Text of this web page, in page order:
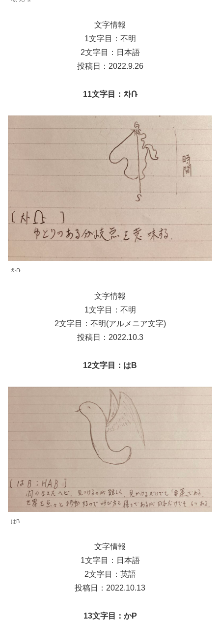
文字情報
1文字目：不明
2文字目：日本語
投稿日：2022.9.26
11文字目：차Ռ
차Ռ
文字情報
1文字目：不明
2文字目：不明(アルメニア文字)
投稿日：2022.10.3
12文字目：はB
はB
文字情報
1文字目：日本語
2文字目：英語
投稿日：2022.10.13
13文字目：かP